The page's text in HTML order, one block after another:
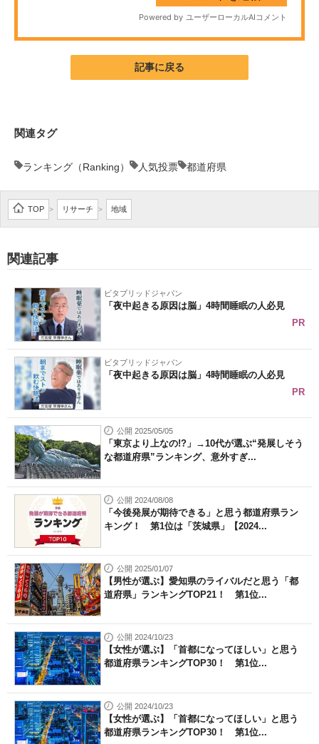
AI活用のいまが分かる
企業向けIT製品の総合サイト
製造業のIT導入・活用を支援
モノづくり技術者専門サイト
エレクトロニクス専門サイト
電子設計の基本と応用
エネルギーの専門メディア
ちょっと気になるネットの話題
記事に戻る
関連タグ
ランキング（Ranking） 人気投票 都道府県
TOP > リサーチ > 地域
関連記事
ビタブリッドジャパン
「夜中起きる原因は脳」4時間睡眠の人必見
PR
ビタブリッドジャパン
「夜中起きる原因は脳」4時間睡眠の人必見
PR
公開 2025/05/05
「東京より上なの!?」→10代が選ぶ“発展しそう
な都道府県”ランキング、意外すぎ...
公開 2024/08/08
「今後発展が期待できる」と思う都道府県ラン
キング！ 第1位は「茨城県」【2024...
公開 2025/01/07
【男性が選ぶ】愛知県のライバルだと思う「都
道府県」ランキングTOP21！ 第1位...
公開 2024/10/23
【女性が選ぶ】「首都になってほしい」と思う
都道府県ランキングTOP30！ 第1位...
公開 2024/10/23
【女性が選ぶ】「首都になってほしい」と思う
都道府県ランキングTOP30！ 第1位...